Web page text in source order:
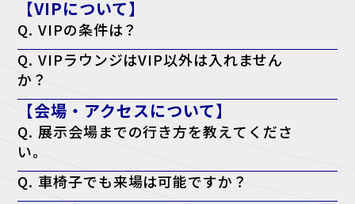
て結構です。
【VIPについて】
Q. VIPの条件は？
ている方が対象となります。
Q. VIPラウンジはVIP以外は入れません
か？
A. はい。ただし、VIPの同行者の方はご一緒に利用される場合のみ可能
です。
【会場・アクセスについて】
Q. 展示会場までの行き方を教えてくださ
い。
A. アクセスページよりご確認ください。
アクセスページはこちら
Q. 車椅子でも来場は可能ですか？
A. はい、可能です。会場内はバリアフリー対応となっております。